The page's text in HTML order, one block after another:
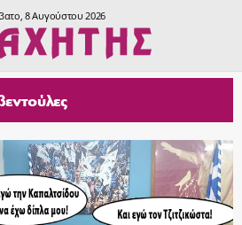
8 Αυγούστου 2026